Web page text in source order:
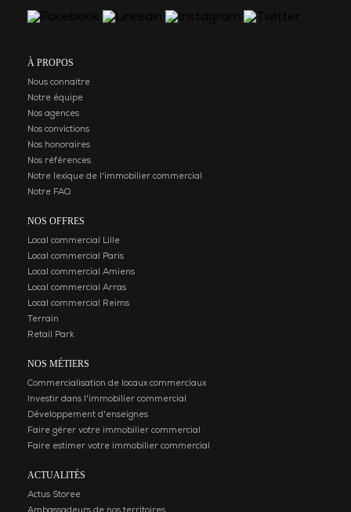
À PROPOS
Nous connaitre
Notre équipe
Nos agences
Nos convictions
Nos honoraires
Nos références
Notre lexique de l'immobilier commercial
Notre FAQ
NOS OFFRES
Local commercial Lille
Local commercial Paris
Local commercial Amiens
Local commercial Arras
Local commercial Reims
Terrain
Retail Park
NOS MÉTIERS
Commercialisation de locaux commerciaux
Investir dans l'immobilier commercial
Développement d'enseignes
Faire gérer votre immobilier commercial
Faire estimer votre immobilier commercial
ACTUALITÉS
Actus Storee